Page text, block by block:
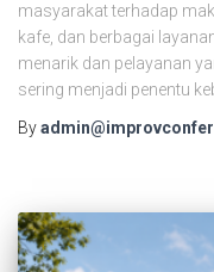
masyarakat terhadap
kafe, dan berbagai
menarik dan pelayanan
sering menjadi penentu
By